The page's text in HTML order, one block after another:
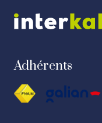
Adhérents